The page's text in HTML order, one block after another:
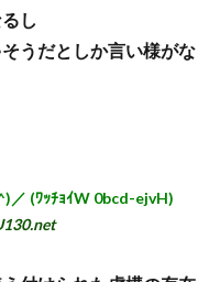
し
うだとしか言い様がな
／ (ﾜｯﾁｮｲW 0bcd-ejvH)